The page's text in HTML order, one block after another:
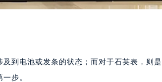
到电池或发条的状态；而对于石英表，则是
步。